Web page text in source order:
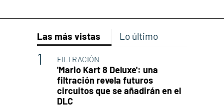
Las más vistas Lo último
FILTRACIÓN
'Mario Kart 8 Deluxe': una
filtración revela futuros
circuitos que se añadirán en el
DLC